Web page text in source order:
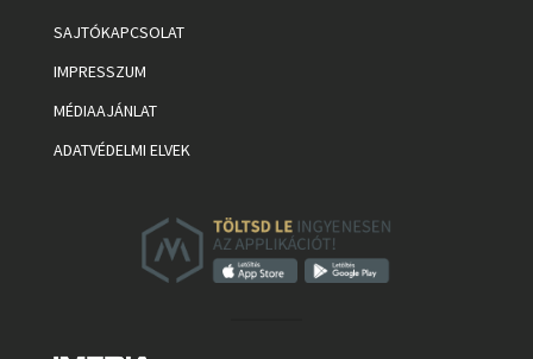
SAJTÓKAPCSOLAT
IMPRESSZUM
MÉDIAAJÁNLAT
ADATVÉDELMI ELVEK